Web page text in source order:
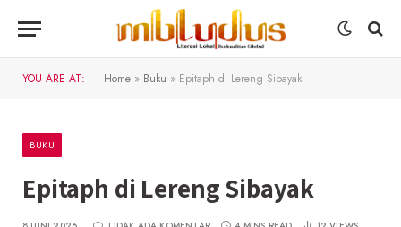
YOU ARE AT: Home » Buku » Epitaph di Lereng Sibayak
BUKU
Epitaph di Lereng Sibayak